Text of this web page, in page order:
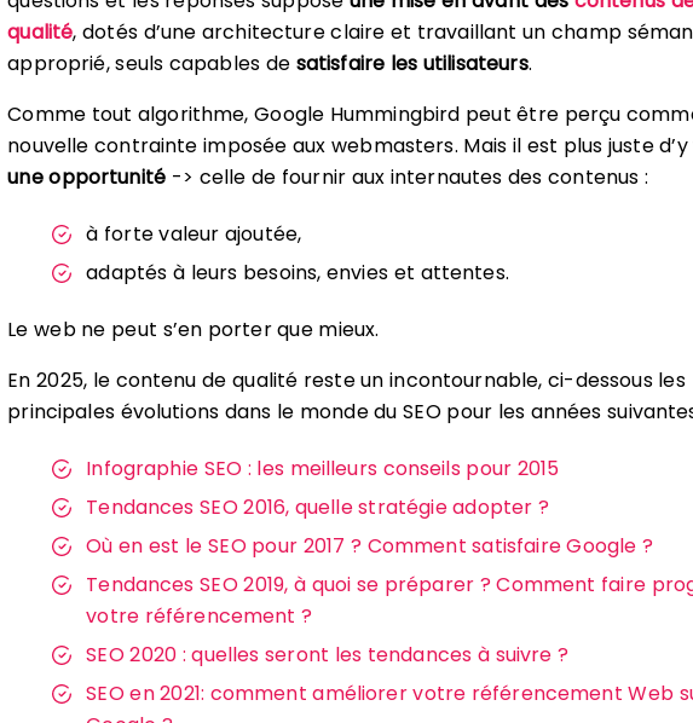
qualité, dotés d’une architecture claire et travaillant un champ
approprié, seuls capables de satisfaire les utilisateurs.
Comme tout algorithme, Google Hummingbird peut être perçu
nouvelle contrainte imposée aux webmasters. Mais il est plus juste
une opportunité -> celle de fournir aux internautes des contenus :
à forte valeur ajoutée,
adaptés à leurs besoins, envies et attentes.
Le web ne peut s’en porter que mieux.
En 2025, le contenu de qualité reste un incontournable, ci-dessous les
principales évolutions dans le monde du SEO pour les années
Infographie SEO : les meilleurs conseils pour 2015
Tendances SEO 2016, quelle stratégie adopter ?
Où en est le SEO pour 2017 ? Comment satisfaire Google ?
Tendances SEO 2019, à quoi se préparer ? Comment faire
votre référencement ?
SEO 2020 : quelles seront les tendances à suivre ?
SEO en 2021: comment améliorer votre référencement Web